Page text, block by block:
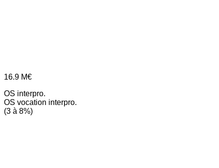
16.9 M€
OS interpro.
OS vocation interpro.
(3 à 8%)